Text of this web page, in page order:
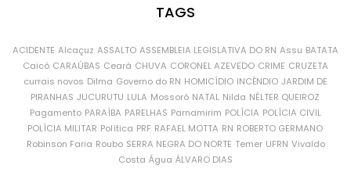
TAGS
ACIDENTE Alcaçuz ASSALTO ASSEMBLEIA LEGISLATIVA DO RN Assu BATATA
Caicó CARAÚBAS Ceará CHUVA CORONEL AZEVEDO CRIME CRUZETA
currais novos Dilma Governo do RN HOMICÍDIO INCÊNDIO JARDIM DE
PIRANHAS JUCURUTU LULA Mossoró NATAL Nilda NÉLTER QUEIROZ
Pagamento PARAÍBA PARELHAS Parnamirim POLÍCIA POLÍCIA CIVIL
POLÍCIA MILITAR Política PRF RAFAEL MOTTA RN ROBERTO GERMANO
Robinson Faria Roubo SERRA NEGRA DO NORTE Temer UFRN Vivaldo
Costa Água ÁLVARO DIAS